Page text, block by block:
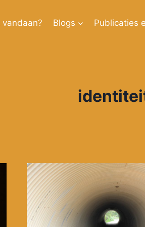
vandaan? Blogs Publicaties